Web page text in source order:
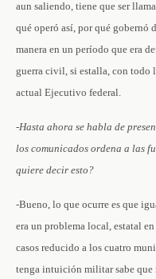
aun saliendo, tiene que ser
qué operó así, por qué gobernó
manera en un período que era
guerra civil, si estalla, con todo
actual Ejecutivo federal.
-Hasta ahora se habla de
los comunicados ordena a las
quiere decir esto?
-Bueno, lo que ocurre es que
era un problema local, estatal
casos reducido a los cuatro
tenga intuición militar sabe que